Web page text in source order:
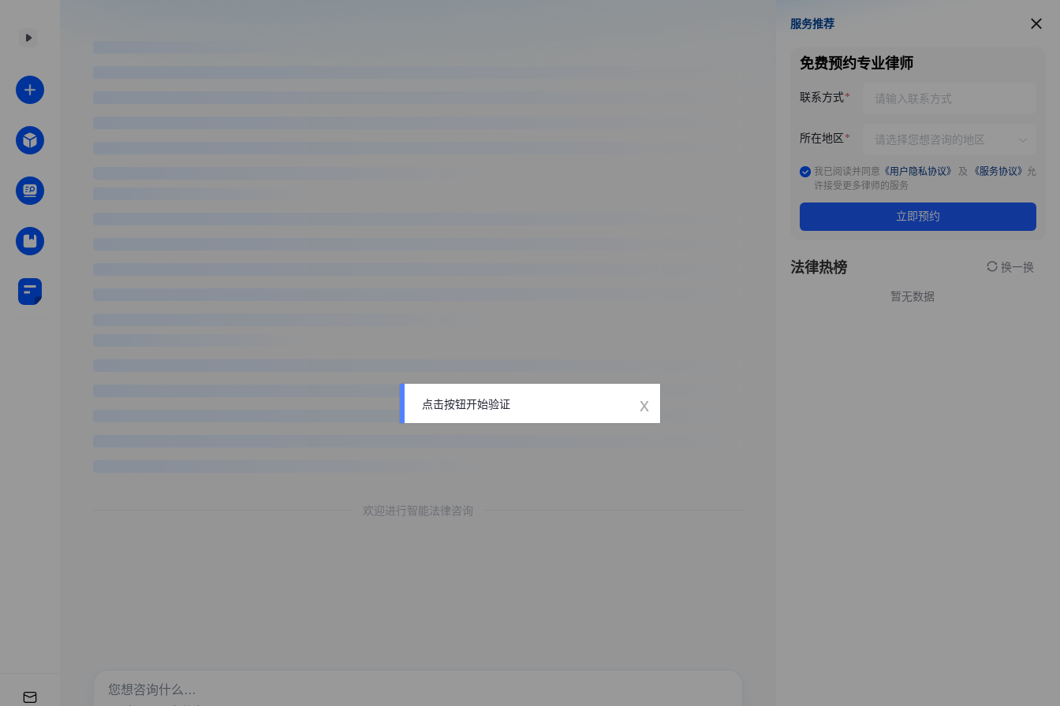
欢迎进行智能法律咨询
服务推荐
服务推荐
免费预约专业律师
联系方式
所在地区
我已阅读并同意 《用户隐私协议》 及 《服务协议》 允
许接受更多律师的服务
立即预约
法律热榜 换一换
暂无数据
点击按钮开始验证 x